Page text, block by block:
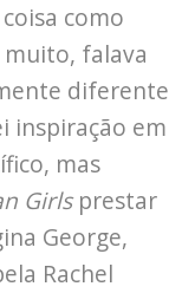
como
muito, falava
diferente
inspiração em
mas
Girlsprestar
George,
Rachel